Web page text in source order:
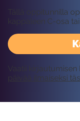
Tällä oppitunnilla
kappaleen C-osa
Vaatii
päivää ilmaiseksi